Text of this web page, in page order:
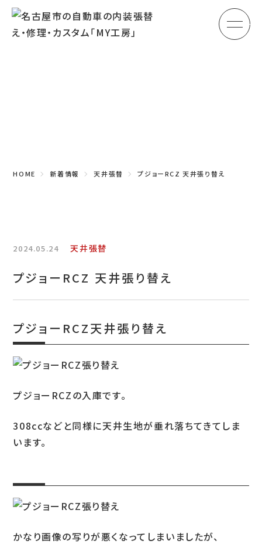
メ
特定商取引表示
新着情報
施工例
Tel.052-382-1913
HOME 新着情報 天井張替 プジョーRCZ 天井張り替え
2024.05.24 天井張替
プジョーRCZ 天井張り替え
プジョーRCZ天井張り替え
プジョーRCZの入庫です。
308ccなどと同様に天井生地が垂れ落ちてきてしま
います。
かなり画像の写りが悪くなってしまいましたが、